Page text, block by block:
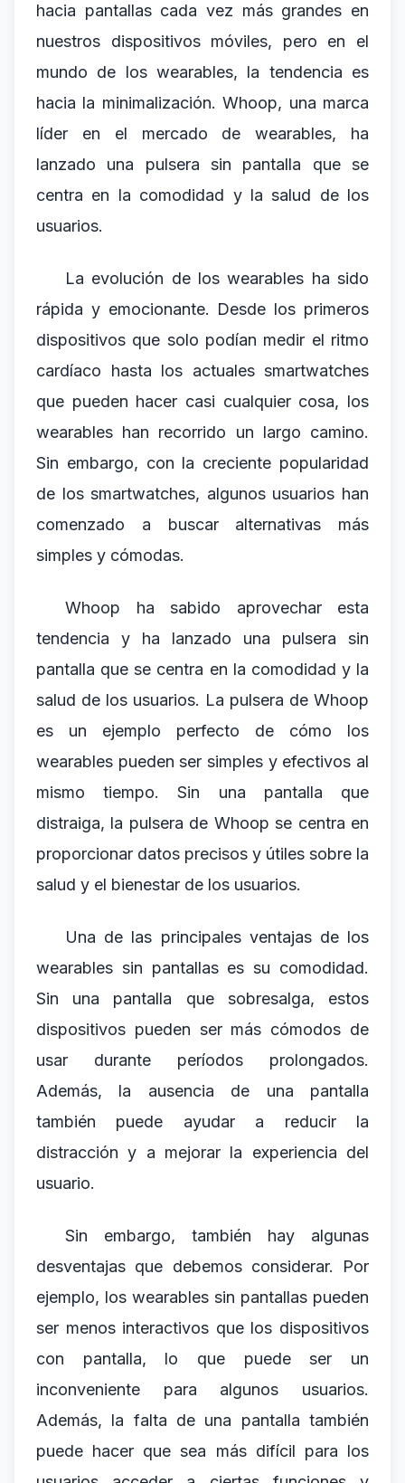
hacia pantallas cada vez más grandes en
nuestros dispositivos móviles, pero en el
mundo de los wearables, la tendencia es
hacia la minimalización. Whoop, una marca
líder en el mercado de wearables, ha
lanzado una pulsera sin pantalla que se
centra en la comodidad y la salud de los
usuarios.
La evolución de los wearables ha sido
rápida y emocionante. Desde los primeros
dispositivos que solo podían medir el ritmo
cardíaco hasta los actuales smartwatches
que pueden hacer casi cualquier cosa, los
wearables han recorrido un largo camino.
Sin embargo, con la creciente popularidad
de los smartwatches, algunos usuarios han
comenzado a buscar alternativas más
simples y cómodas.
Whoop ha sabido aprovechar esta
tendencia y ha lanzado una pulsera sin
pantalla que se centra en la comodidad y la
salud de los usuarios. La pulsera de Whoop
es un ejemplo perfecto de cómo los
wearables pueden ser simples y efectivos al
mismo tiempo. Sin una pantalla que
distraiga, la pulsera de Whoop se centra en
proporcionar datos precisos y útiles sobre la
salud y el bienestar de los usuarios.
Una de las principales ventajas de los
wearables sin pantallas es su comodidad.
Sin una pantalla que sobresalga, estos
dispositivos pueden ser más cómodos de
usar durante períodos prolongados.
Además, la ausencia de una pantalla
también puede ayudar a reducir la
distracción y a mejorar la experiencia del
usuario.
Sin embargo, también hay algunas
desventajas que debemos considerar. Por
ejemplo, los wearables sin pantallas pueden
ser menos interactivos que los dispositivos
con pantalla, lo que puede ser un
inconveniente para algunos usuarios.
Además, la falta de una pantalla también
puede hacer que sea más difícil para los